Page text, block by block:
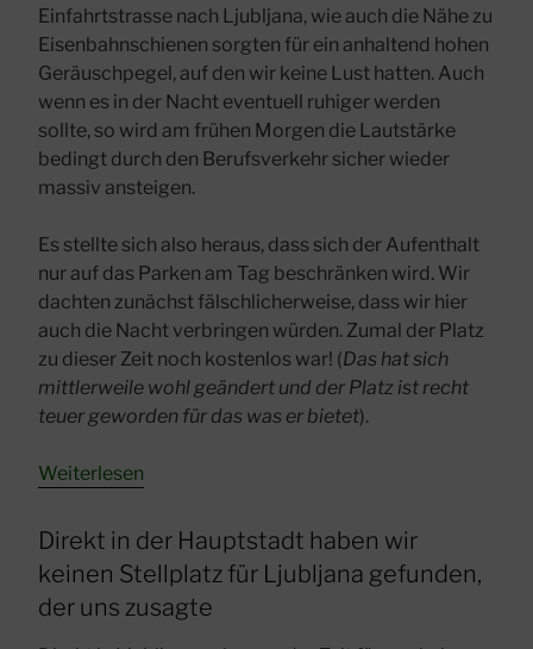
Einfahrtstrasse nach Ljubljana, wie auch die Nähe zu
Eisenbahnschienen sorgten für ein anhaltend hohen
Geräuschpegel, auf den wir keine Lust hatten. Auch
wenn es in der Nacht eventuell ruhiger werden
sollte, so wird am frühen Morgen die Lautstärke
bedingt durch den Berufsverkehr sicher wieder
massiv ansteigen.
Es stellte sich also heraus, dass sich der Aufenthalt
nur auf das Parken am Tag beschränken wird. Wir
dachten zunächst fälschlicherweise, dass wir hier
auch die Nacht verbringen würden. Zumal der Platz
zu dieser Zeit noch kostenlos war! (Das hat sich
mittlerweile wohl geändert und der Platz ist recht
teuer geworden für das was er bietet).
Weiterlesen
für
–
eine
ruhige
Direkt in der Hauptstadt haben wir
keinen Stellplatz für Ljubljana gefunden,
der uns zusagte